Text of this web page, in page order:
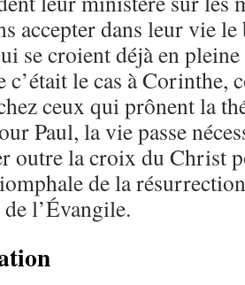
accepter dans leur vie
se croient déjà en pleine
le cas à Corinthe,
ceux qui prônent la
Paul, la vie passe
outre la croix du Christ
de la
l’Évangile.